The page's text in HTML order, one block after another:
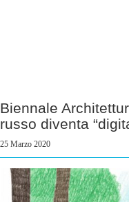
Biennale
russo diventa
25 Marzo 2020